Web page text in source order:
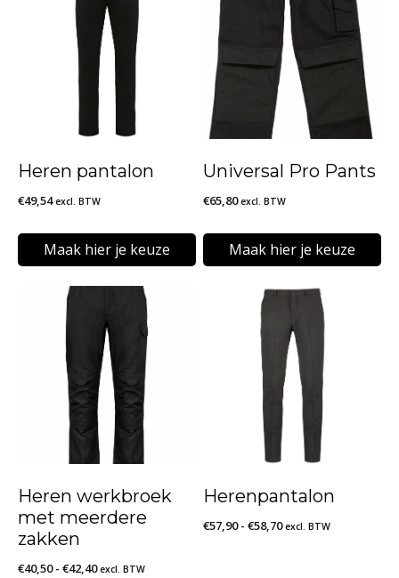
Heren pantalon
€49,54 excl. BTW
Maak hier je keuze
product
meerdere
variaties.
gekozen
worden
op
Universal Pro Pants
€65,80 excl. BTW
Maak hier je keuze
meerdere
gekozen
worden
Heren werkbroek
met meerdere
zakken
€40,50 - €42,40Prijsklasse:
excl. BTW
Herenpantalon
€57,90 - €58,70Prijsklasse:
excl. BTW